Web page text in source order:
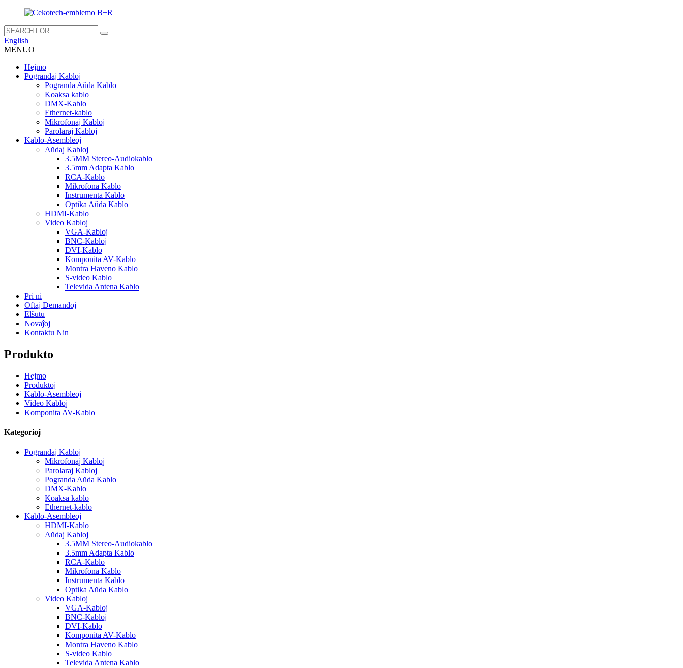
English
MENUO
Hejmo
Pograndaj Kabloj
Pogranda Aŭda Kablo
Koaksa kablo
DMX-Kablo
Ethernet-kablo
Mikrofonaj Kabloj
Parolaraj Kabloj
Kablo-Asembleoj
Aŭdaj Kabloj
3.5MM Stereo-Audiokablo
3.5mm Adapta Kablo
RCA-Kablo
Mikrofona Kablo
Instrumenta Kablo
Optika Aŭda Kablo
HDMI-Kablo
Video Kabloj
VGA-Kabloj
BNC-Kabloj
DVI-Kablo
Komponita AV-Kablo
Montra Haveno Kablo
S-video Kablo
Televida Antena Kablo
Pri ni
Oftaj Demandoj
Elŝutu
Novaĵoj
Kontaktu Nin
Produkto
Hejmo
Produktoj
Kablo-Asembleoj
Video Kabloj
Komponita AV-Kablo
Kategorioj
Pograndaj Kabloj
Mikrofonaj Kabloj
Parolaraj Kabloj
Pogranda Aŭda Kablo
DMX-Kablo
Koaksa kablo
Ethernet-kablo
Kablo-Asembleoj
HDMI-Kablo
Aŭdaj Kabloj
3.5MM Stereo-Audiokablo
3.5mm Adapta Kablo
RCA-Kablo
Mikrofona Kablo
Instrumenta Kablo
Optika Aŭda Kablo
Video Kabloj
VGA-Kabloj
BNC-Kabloj
DVI-Kablo
Komponita AV-Kablo
Montra Haveno Kablo
S-video Kablo
Televida Antena Kablo